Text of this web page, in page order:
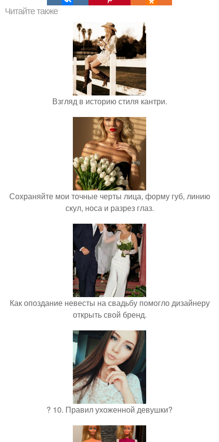
Читайте также
Взгляд в историю стиля кантри.
Сохраняйте мои точные черты лица, форму губ, линию
скул, носа и разрез глаз.
Как опоздание невесты на свадьбу помогло дизайнеру
открыть свой бренд.
? 10. Правил ухоженной девушки?